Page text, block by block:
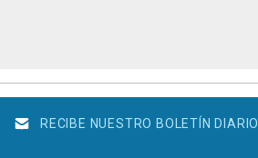
RECIBE NUESTRO BOLETÍN DIARIO